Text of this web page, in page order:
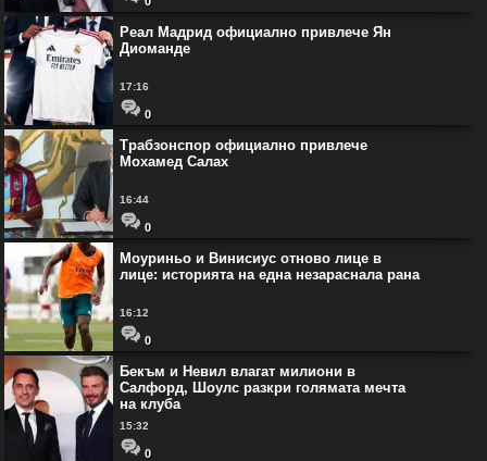
Реал Мадрид официално привлече Ян
Диоманде
17:16
0
Трабзонспор официално привлече
Мохамед Салах
16:44
0
Моуриньо и Винисиус отново лице в
лице: историята на една незараснала рана
16:12
0
Бекъм и Невил влагат милиони в
Салфорд, Шоулс разкри голямата мечта
на клуба
15:32
0